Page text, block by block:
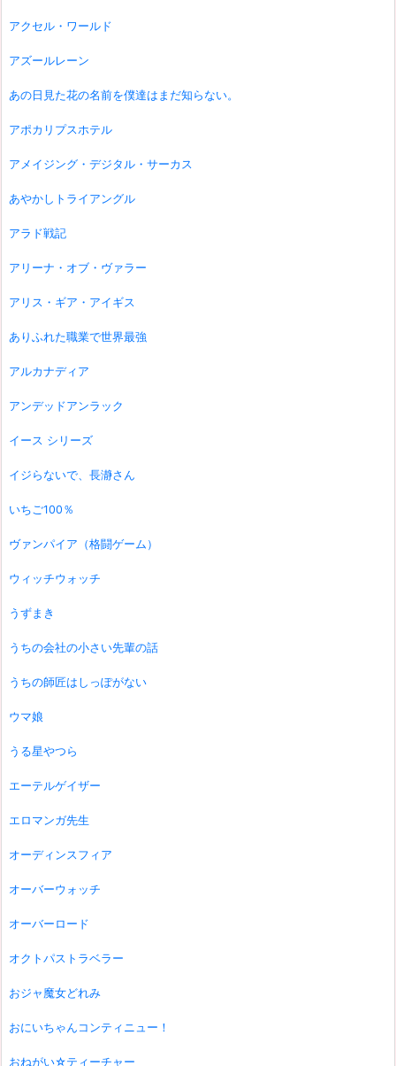
アクセル・ワールド
アズールレーン
あの日見た花の名前を僕達はまだ知らない。
アポカリプスホテル
アメイジング・デジタル・サーカス
あやかしトライアングル
アラド戦記
アリーナ・オブ・ヴァラー
アリス・ギア・アイギス
ありふれた職業で世界最強
アルカナディア
アンデッドアンラック
イース シリーズ
イジらないで、長瀞さん
いちご100％
ヴァンパイア（格闘ゲーム）
ウィッチウォッチ
うずまき
うちの会社の小さい先輩の話
うちの師匠はしっぽがない
ウマ娘
うる星やつら
エーテルゲイザー
エロマンガ先生
オーディンスフィア
オーバーウォッチ
オーバーロード
オクトパストラベラー
おジャ魔女どれみ
おにいちゃんコンティニュー！
おねがい☆ティーチャー